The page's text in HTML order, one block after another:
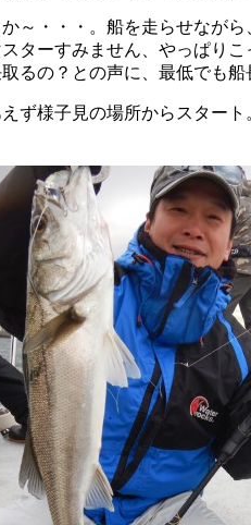
～・・・。船を走らせなが
ターすみません、やっぱり
取るの？との声に、最低でも
えず様子見の場所からスター